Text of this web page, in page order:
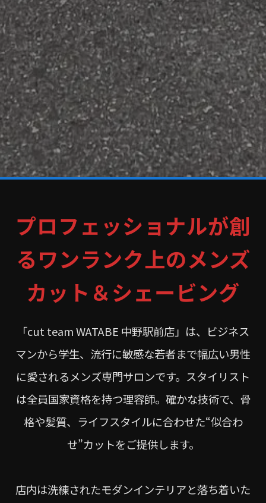
プロフェッショナルが創
るワンランク上のメンズ
カット＆シェービング
「cut team WATABE 中野駅前店」は、ビジネス
マンから学生、流行に敏感な若者まで幅広い男性
に愛されるメンズ専門サロンです。スタイリスト
は全員国家資格を持つ理容師。確かな技術で、骨
格や髪質、ライフスタイルに合わせた“似合わ
せ”カットをご提供します。
店内は洗練されたモダンインテリアと落ち着いた